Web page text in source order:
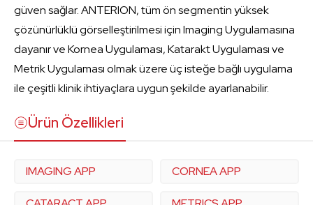
güven sağlar. ANTERION, tüm ön segmentin yüksek
çözünürlüklü görselleştirilmesi için Imaging Uygulamasına
dayanır ve Kornea Uygulaması, Katarakt Uygulaması ve
Metrik Uygulaması olmak üzere üç isteğe bağlı uygulama
ile çeşitli klinik ihtiyaçlara uygun şekilde ayarlanabilir.
Ürün Özellikleri
IMAGING APP CORNEA APP